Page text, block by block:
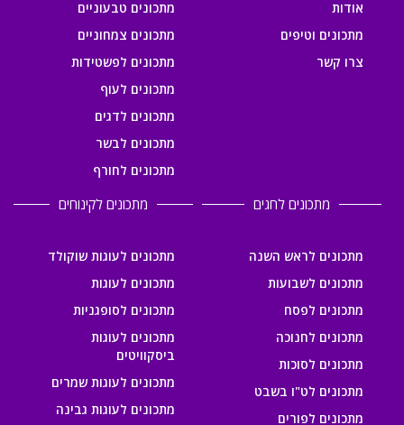
אודות
מתכונים וטיפים
צרו קשר
מתכונים טבעוניים
מתכונים צמחוניים
מתכונים לפשטידות
מתכונים לעוף
מתכונים לדגים
מתכונים לבשר
מתכונים לחורף
מתכונים לחגים
מתכונים לראש השנה
מתכונים לשבועות
מתכונים לפסח
מתכונים לחנוכה
מתכונים לסוכות
מתכונים לט"ו בשבט
מתכונים לפורים
מתכונים לקינוחים
מתכונים לעוגות שוקולד
מתכונים לעוגות
מתכונים לסופגניות
מתכונים לעוגות
ביסקוויטים
מתכונים לעוגות שמרים
מתכונים לעוגות גבינה